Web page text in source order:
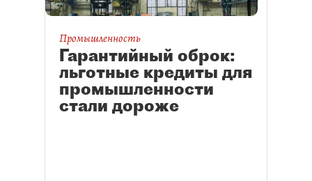
Промышленность
Гарантийный оброк:
льготные кредиты для
промышленности
стали дороже